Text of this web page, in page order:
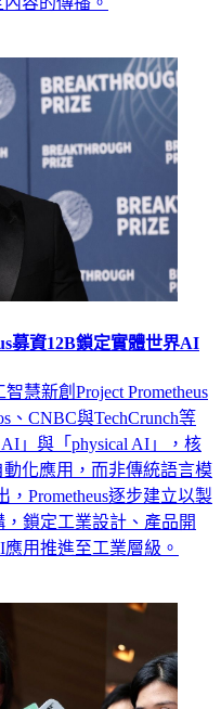
慧新創Project Prometheus
CNBC與TechCrunch等
」與「physical AI」，核
化應用，而非傳統語言模
Prometheus逐步建立以製
鎖定工業設計、產品開